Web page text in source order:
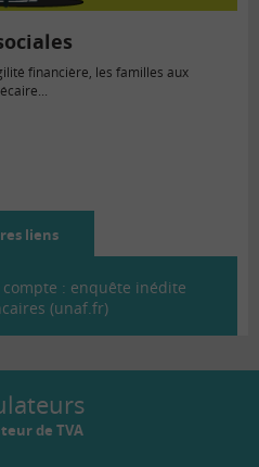
financière, les familles aux
liens
: enquête inédite
(unaf.fr)
de TVA